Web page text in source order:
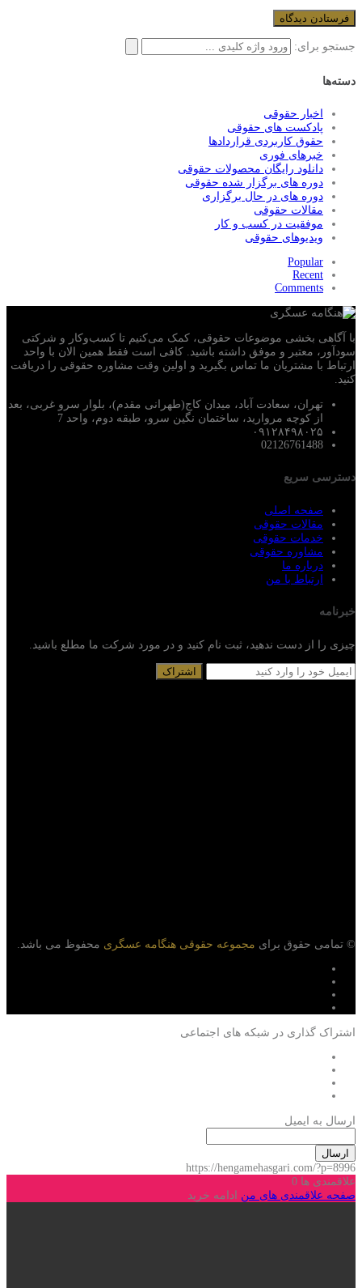
جستجو برای:
دسته‌ها
اخبار حقوقی
پادکست های حقوقی
حقوق کاربردی قراردادها
خبرهای فوری
دانلود رایگان محصولات حقوقی
دوره های برگزار شده حقوقی
دوره های در حال برگزاری
مقالات حقوقی
موفقیت در کسب و کار
ویدیوهای حقوقی
Popular
Recent
Comments
با آگاهی بخشی موضوعات حقوقی، کمک می‌‎کنیم تا کسب‌وکار و شرکتی
سودآور، معتبر و موفق داشته باشید. کافی است فقط همین الان با واحد
ارتباط با مشتریان ما تماس بگیرید و اولین وقت مشاوره حقوقی را دریافت
کنید.
تهران، سعادت آباد، میدان کاج(طهرانی مقدم)، بلوار سرو غربی، بعد
از کوچه مروارید، ساختمان نگین سرو، طبقه دوم، واحد 7
۰۹۱۲۸۴۹۸۰۲۵
02126761488
دسترسی سریع
صفحه اصلی
مقالات حقوقی
خدمات حقوقی
مشاوره حقوقی
درباره ما
ارتباط با من
خبرنامه
چیزی را از دست ندهید، ثبت نام کنید و در مورد شرکت ما مطلع باشید.
© تمامی حقوق برای مجموعه حقوقی هنگامه عسگری محفوظ می باشد.
اشتراک گذاری در شبکه های اجتماعی
ارسال به ایمیل
ارسال
https://hengamehasgari.com/?p=8996
علاقمندی ها 0
صفحه علاقمندی های من ادامه خرید